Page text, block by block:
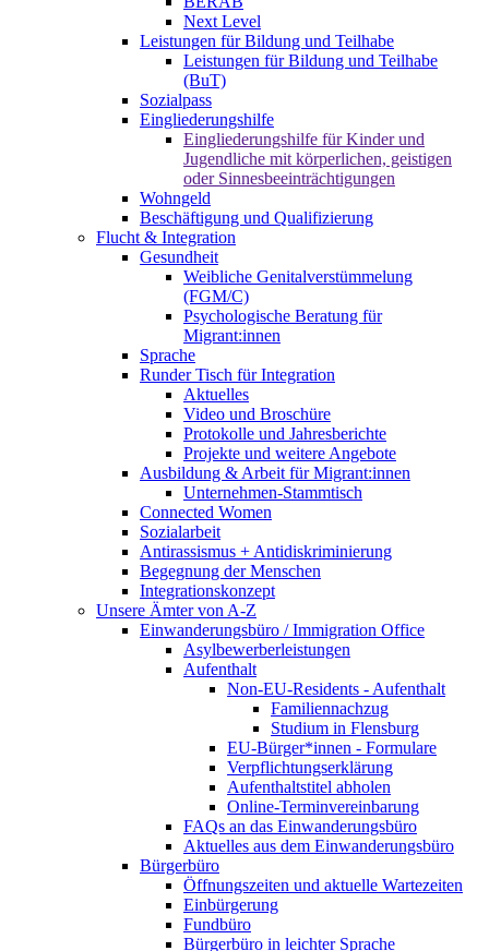
Next Level
Leistungen für Bildung und Teilhabe
Leistungen für Bildung und Teilhabe
(BuT)
Sozialpass
Eingliederungshilfe
Eingliederungshilfe für Kinder und
Jugendliche mit körperlichen, geistigen
oder Sinnesbeeinträchtigungen
Wohngeld
Beschäftigung und Qualifizierung
Flucht & Integration
Gesundheit
Weibliche Genitalverstümmelung
(FGM/C)
Psychologische Beratung für
Migrant:innen
Sprache
Runder Tisch für Integration
Aktuelles
Video und Broschüre
Protokolle und Jahresberichte
Projekte und weitere Angebote
Ausbildung & Arbeit für Migrant:innen
Unternehmen-Stammtisch
Connected Women
Sozialarbeit
Antirassismus + Antidiskriminierung
Begegnung der Menschen
Integrationskonzept
Unsere Ämter von A-Z
Einwanderungsbüro / Immigration Office
Asylbewerberleistungen
Aufenthalt
Non-EU-Residents - Aufenthalt
Familiennachzug
Studium in Flensburg
EU-Bürger*innen - Formulare
Verpflichtungserklärung
Aufenthaltstitel abholen
Online-Terminvereinbarung
FAQs an das Einwanderungsbüro
Aktuelles aus dem Einwanderungsbüro
Bürgerbüro
Öffnungszeiten und aktuelle Wartezeiten
Einbürgerung
Fundbüro
Bürgerbüro in leichter Sprache